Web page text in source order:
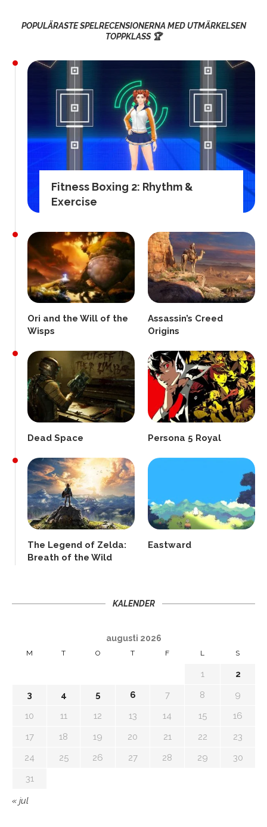
POPULÄRASTE SPELRECENSIONERNA MED UTMÄRKELSEN
TOPPKLASS 🏆
Fitness Boxing 2: Rhythm &
Exercise
Ori and the Will of the
Wisps
Assassin’s Creed
Origins
Dead Space Persona 5 Royal
The Legend of Zelda:
Breath of the Wild
Eastward
KALENDER
augusti 2026
M T O T F L S
1
2
3
4 5 6 7 8
9
10
11 12 13 14 15
16
17
18 19 20 21 22
23
24
25 26 27 28 29
30
31
« jul